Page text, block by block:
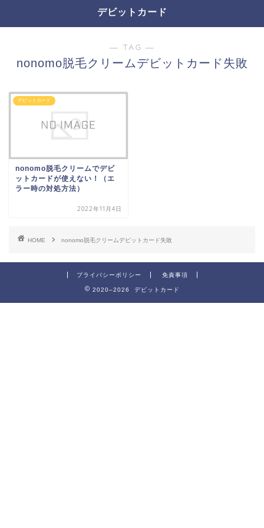
デビットカード
― TAG ―
nonomo脱毛クリームデビットカード失敗
デビットカード
nonomo脱毛クリームでデビ
ットカードが使えない！（エ
ラー時の対処方法）
2022年11月4日
HOME nonomo脱毛クリームデビットカード失敗
プライバシーポリシー 免責事項
2020–2026 デビットカード